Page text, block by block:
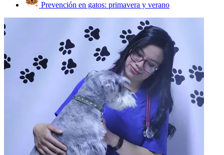
Prevención en gatos: primavera y verano